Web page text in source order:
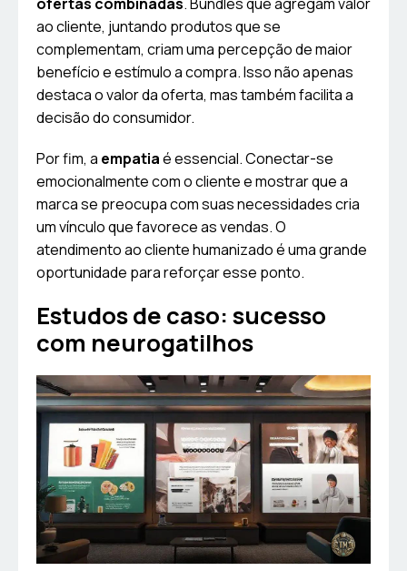
ao cliente, juntando produtos que se
complementam, criam uma percepção de maior
benefício e estímulo a compra. Isso não apenas
destaca o valor da oferta, mas também facilita a
decisão do consumidor.
Por fim, a empatiaé essencial. Conectar-se
emocionalmente com o cliente e mostrar que a
marca se preocupa com suas necessidades cria
um vínculo que favorece as vendas. O
atendimento ao cliente humanizado é uma grande
oportunidade para reforçar esse ponto.
Estudos de caso: sucesso
com neurogatilhos